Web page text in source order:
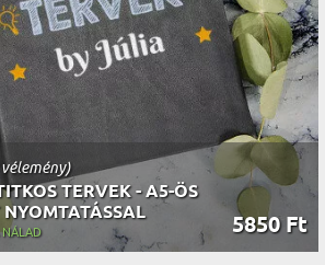
TERVEK - A5-ÖS
5850 Ft
NÁLAD